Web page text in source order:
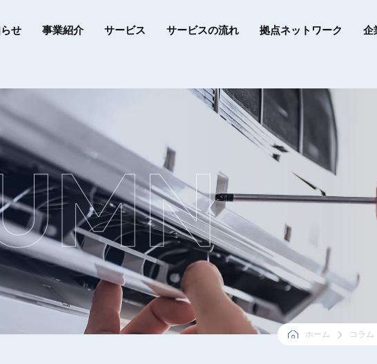
せ 事業紹介 サービス サービスの流れ 拠点ネットワーク 企
ホーム コラム